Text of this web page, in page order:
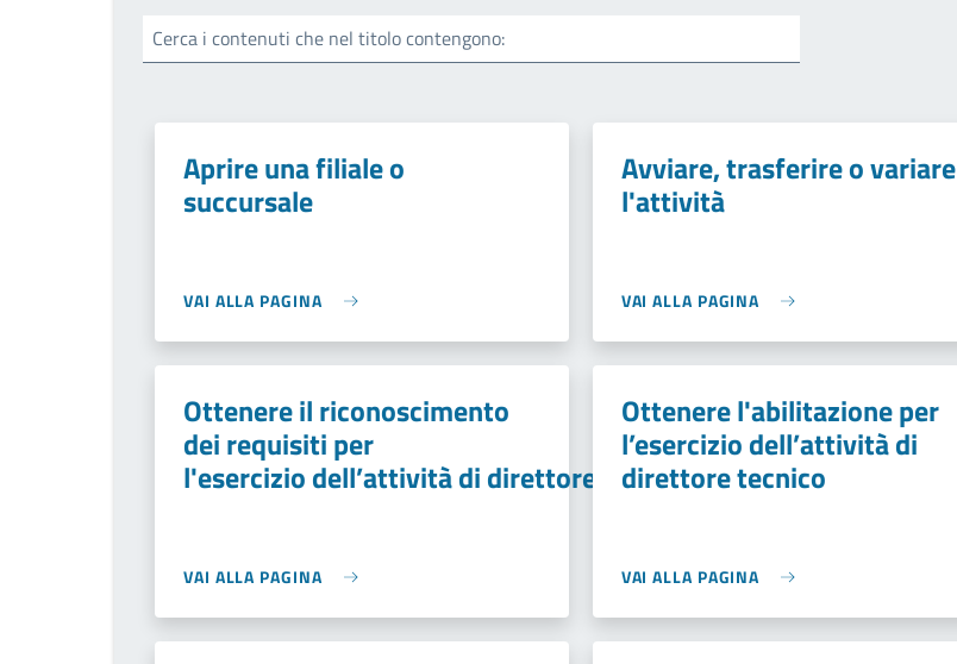
Cerca i contenuti che nel titolo contengono:
Aprire una filiale o
succursale
VAI ALLA PAGINA
Avviare, trasferire o variare
l'attività
VAI ALLA PAGINA
Ottenere il riconoscimento
dei requisiti per
l'esercizio dell’attività di direttore tecnico
VAI ALLA PAGINA
Ottenere l'abilitazione per
l’esercizio dell’attività di
direttore tecnico
VAI ALLA PAGINA